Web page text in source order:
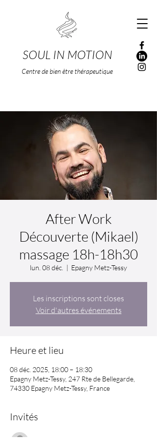
SOUL IN MOTION
Centre de bien être thérapeutique
After Work
Découverte (Mikael)
massage 18h-18h30
lun. 08 déc.
  |
Epagny Metz-Tessy
Les inscriptions sont closes
Voir d'autres événements
Heure et lieu
08 déc. 2025, 18:00 – 18:30
Epagny Metz-Tessy, 247 Rte de Bellegarde,
74330 Epagny Metz-Tessy, France
Invités